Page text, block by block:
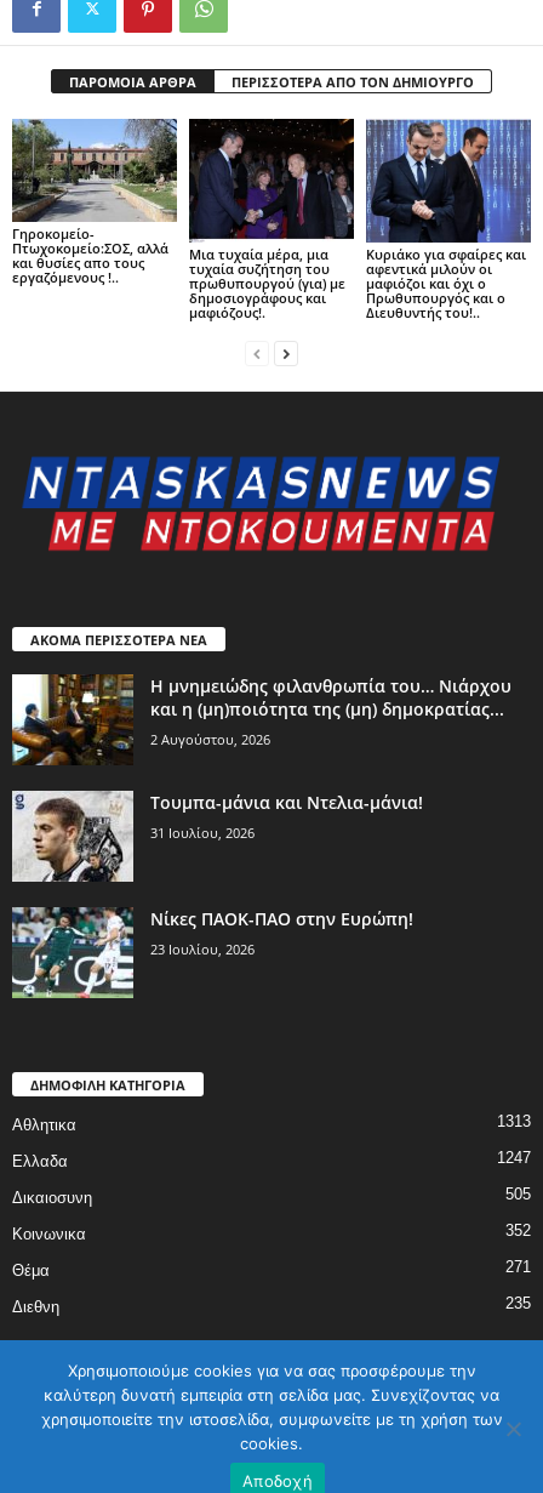
ΠΑΡΟΜΟΙΑ ΑΡΘΡΑ ΠΕΡΙΣΣΟΤΕΡΑ ΑΠΟ ΤΟΝ ΔΗΜΙΟΥΡΓΟ
Γηροκομείο-
Πτωχοκομείο:ΣΟΣ, αλλά
και θυσίες απο τους
εργαζόμενους !..
Μια τυχαία μέρα, μια
τυχαία συζήτηση του
πρωθυπουργού (για) με
δημοσιογράφους και
μαφιόζους!.
Kυριάκο για σφαίρες και
αφεντικά μιλούν οι
μαφιόζοι και όχι o
Πρωθυπουργός και o
Διευθυντής του!..
ΑΚΟΜΑ ΠΕΡΙΣΣΟΤΕΡΑ ΝΕΑ
Η μνημειώδης φιλανθρωπία του… Νιάρχου
και η (μη)ποιότητα της (μη) δημοκρατίας...
2 Αυγούστου, 2026
Τουμπα-μάνια και Ντελια-μάνια!
31 Ιουλίου, 2026
Νίκες ΠΑΟΚ-ΠΑΟ στην Ευρώπη!
23 Ιουλίου, 2026
ΔΗΜΟΦΙΛΗ ΚΑΤΗΓΟΡΙΑ
Αθλητικα 1313
Ελλαδα 1247
Δικαιοσυνη 505
Κοινωνικα 352
Θέμα 271
Διεθνη 235
ΑΡΧΙΚΗ ΕΛΛΑΔΑ ΔΙΕΘΝΗ ΔΙΚΑΙΟΣΥΝΗ
ΑΘΛΗΤΙΚΑ
ΕΠΙΚΟΙΝΩΝΙΑ
Χρησιμοποιούμε cookies για να σας προσφέρουμε την
καλύτερη δυνατή εμπειρία στη σελίδα μας. Συνεχίζοντας να
χρησιμοποιείτε την ιστοσελίδα, συμφωνείτε με τη χρήση των
cookies.
Αποδοχή